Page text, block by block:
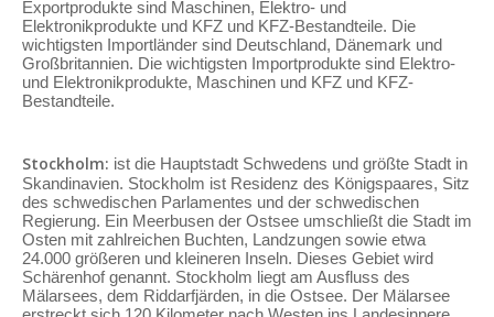
Exportprodukte sind Maschinen, Elektro- und
Elektronikprodukte und KFZ und KFZ-Bestandteile. Die
wichtigsten Importländer sind Deutschland, Dänemark und
Großbritannien. Die wichtigsten Importprodukte sind Elektro-
und Elektronikprodukte, Maschinen und KFZ und KFZ-
Bestandteile.
Stockholm: ist die Hauptstadt Schwedens und größte Stadt in
Skandinavien. Stockholm ist Residenz des Königspaares, Sitz
des schwedischen Parlamentes und der schwedischen
Regierung. Ein Meerbusen der Ostsee umschließt die Stadt im
Osten mit zahlreichen Buchten, Landzungen sowie etwa
24.000 größeren und kleineren Inseln. Dieses Gebiet wird
Schärenhof genannt. Stockholm liegt am Ausfluss des
Mälarsees, dem Riddarfjärden, in die Ostsee. Der Mälarsee